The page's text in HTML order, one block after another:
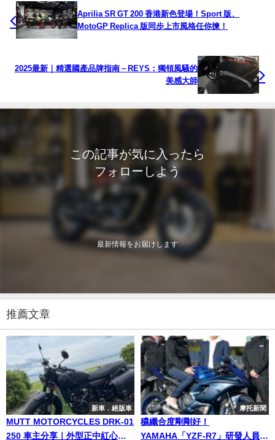
Aprilia SR GT 200 香港新色登場！Sport 版、
MotoGP Replica 版同步上市風格任你揀！
2025最新｜精選國產品牌指南－REYS：獨領風騷的
美感大師
この記事が気に入ったら
フォローしよう
最新情報をお届けします
推薦文章
新車．絕版車
MUTT MOTORCYCLES DRK-01
250 車主分享｜外型正中紅心！
摩托新聞
穠纖合度剛剛好！
YAMAHA「YZF-R7」研發人員訪